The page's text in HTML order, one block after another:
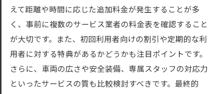
えて距離や時間に応じた追加料金が発生することが多
く、事前に複数のサービス業者の料金表を確認すること
が大切です。また、初回利用者向けの割引や定期的な利
用者に対する特典があるかどうかも注目ポイントです。
さらに、車両の広さや安全装備、専属スタッフの対応力
といったサービスの質も比較検討すべきです。最終的